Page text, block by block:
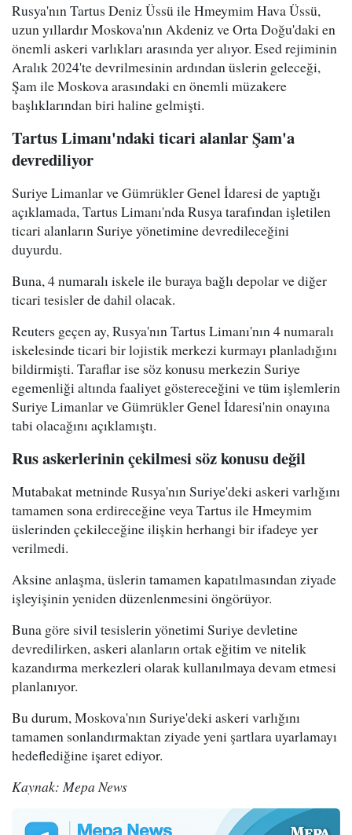
Rusya'nın Tartus Deniz Üssü ile Hmeymim Hava Üssü,
uzun yıllardır Moskova'nın Akdeniz ve Orta Doğu'daki en
önemli askeri varlıkları arasında yer alıyor. Esed rejiminin
Aralık 2024'te devrilmesinin ardından üslerin geleceği,
Şam ile Moskova arasındaki en önemli müzakere
başlıklarından biri haline gelmişti.
Tartus Limanı'ndaki ticari alanlar Şam'a
devrediliyor
Suriye Limanlar ve Gümrükler Genel İdaresi de yaptığı
açıklamada, Tartus Limanı'nda Rusya tarafından işletilen
ticari alanların Suriye yönetimine devredileceğini
duyurdu.
Buna, 4 numaralı iskele ile buraya bağlı depolar ve diğer
ticari tesisler de dahil olacak.
Reuters geçen ay, Rusya'nın Tartus Limanı'nın 4 numaralı
iskelesinde ticari bir lojistik merkezi kurmayı planladığını
bildirmişti. Taraflar ise söz konusu merkezin Suriye
egemenliği altında faaliyet göstereceğini ve tüm işlemlerin
Suriye Limanlar ve Gümrükler Genel İdaresi'nin onayına
tabi olacağını açıklamıştı.
Rus askerlerinin çekilmesi söz konusu değil
Mutabakat metninde Rusya'nın Suriye'deki askeri varlığını
tamamen sona erdireceğine veya Tartus ile Hmeymim
üslerinden çekileceğine ilişkin herhangi bir ifadeye yer
verilmedi.
Aksine anlaşma, üslerin tamamen kapatılmasından ziyade
işleyişinin yeniden düzenlenmesini öngörüyor.
Buna göre sivil tesislerin yönetimi Suriye devletine
devredilirken, askeri alanların ortak eğitim ve nitelik
kazandırma merkezleri olarak kullanılmaya devam etmesi
planlanıyor.
Bu durum, Moskova'nın Suriye'deki askeri varlığını
tamamen sonlandırmaktan ziyade yeni şartlara uyarlamayı
hedeflediğine işaret ediyor.
Kaynak: Mepa News